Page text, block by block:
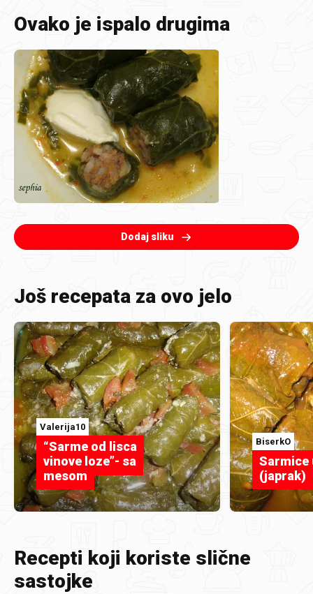
Ovako je ispalo drugima
Dodaj sliku
Još recepata za ovo jelo
Valerija10
“Sarme od lisca
vinove loze”- sa
mesom
BiserkO
Sarmice
(japrak)
Recepti koji koriste slične
sastojke